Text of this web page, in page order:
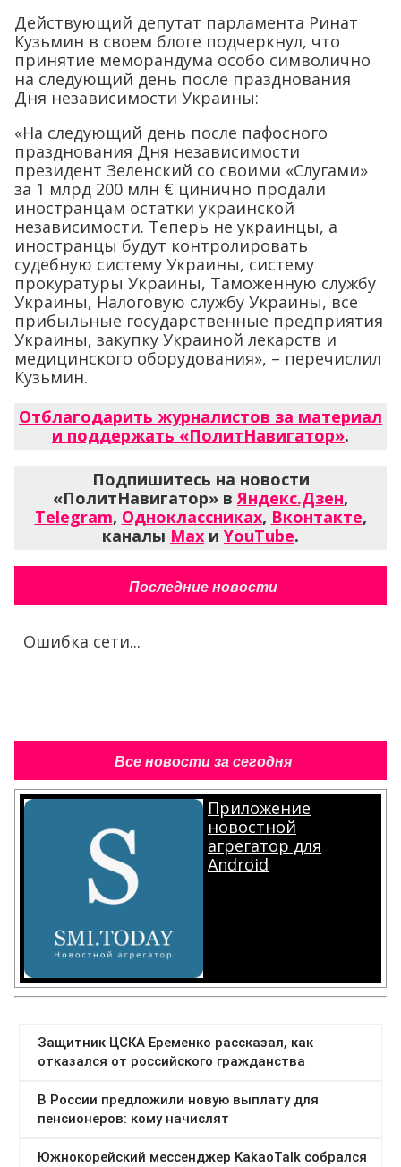
Действующий депутат парламента Ринат
Кузьмин в своем блоге подчеркнул, что
принятие меморандума особо символично
на следующий день после празднования
Дня независимости Украины:
«На следующий день после пафосного
празднования Дня независимости
президент Зеленский со своими «Слугами»
за 1 млрд 200 млн € цинично продали
иностранцам остатки украинской
независимости. Теперь не украинцы, а
иностранцы будут контролировать
судебную систему Украины, систему
прокуратуры Украины, Таможенную службу
Украины, Налоговую службу Украины, все
прибыльные государственные предприятия
Украины, закупку Украиной лекарств и
медицинского оборудования», – перечислил
Кузьмин.
Отблагодарить журналистов за материал
и поддержать «ПолитНавигатор».
Подпишитесь на новости
«ПолитНавигатор» вЯндекс.Дзен,
Telegram, Одноклассниках, Вконтакте,
каналы Max и YouTube.
Последние новости
Ошибка сети...
Все новости за сегодня
Приложение
новостной
агрегатор для
Android
.